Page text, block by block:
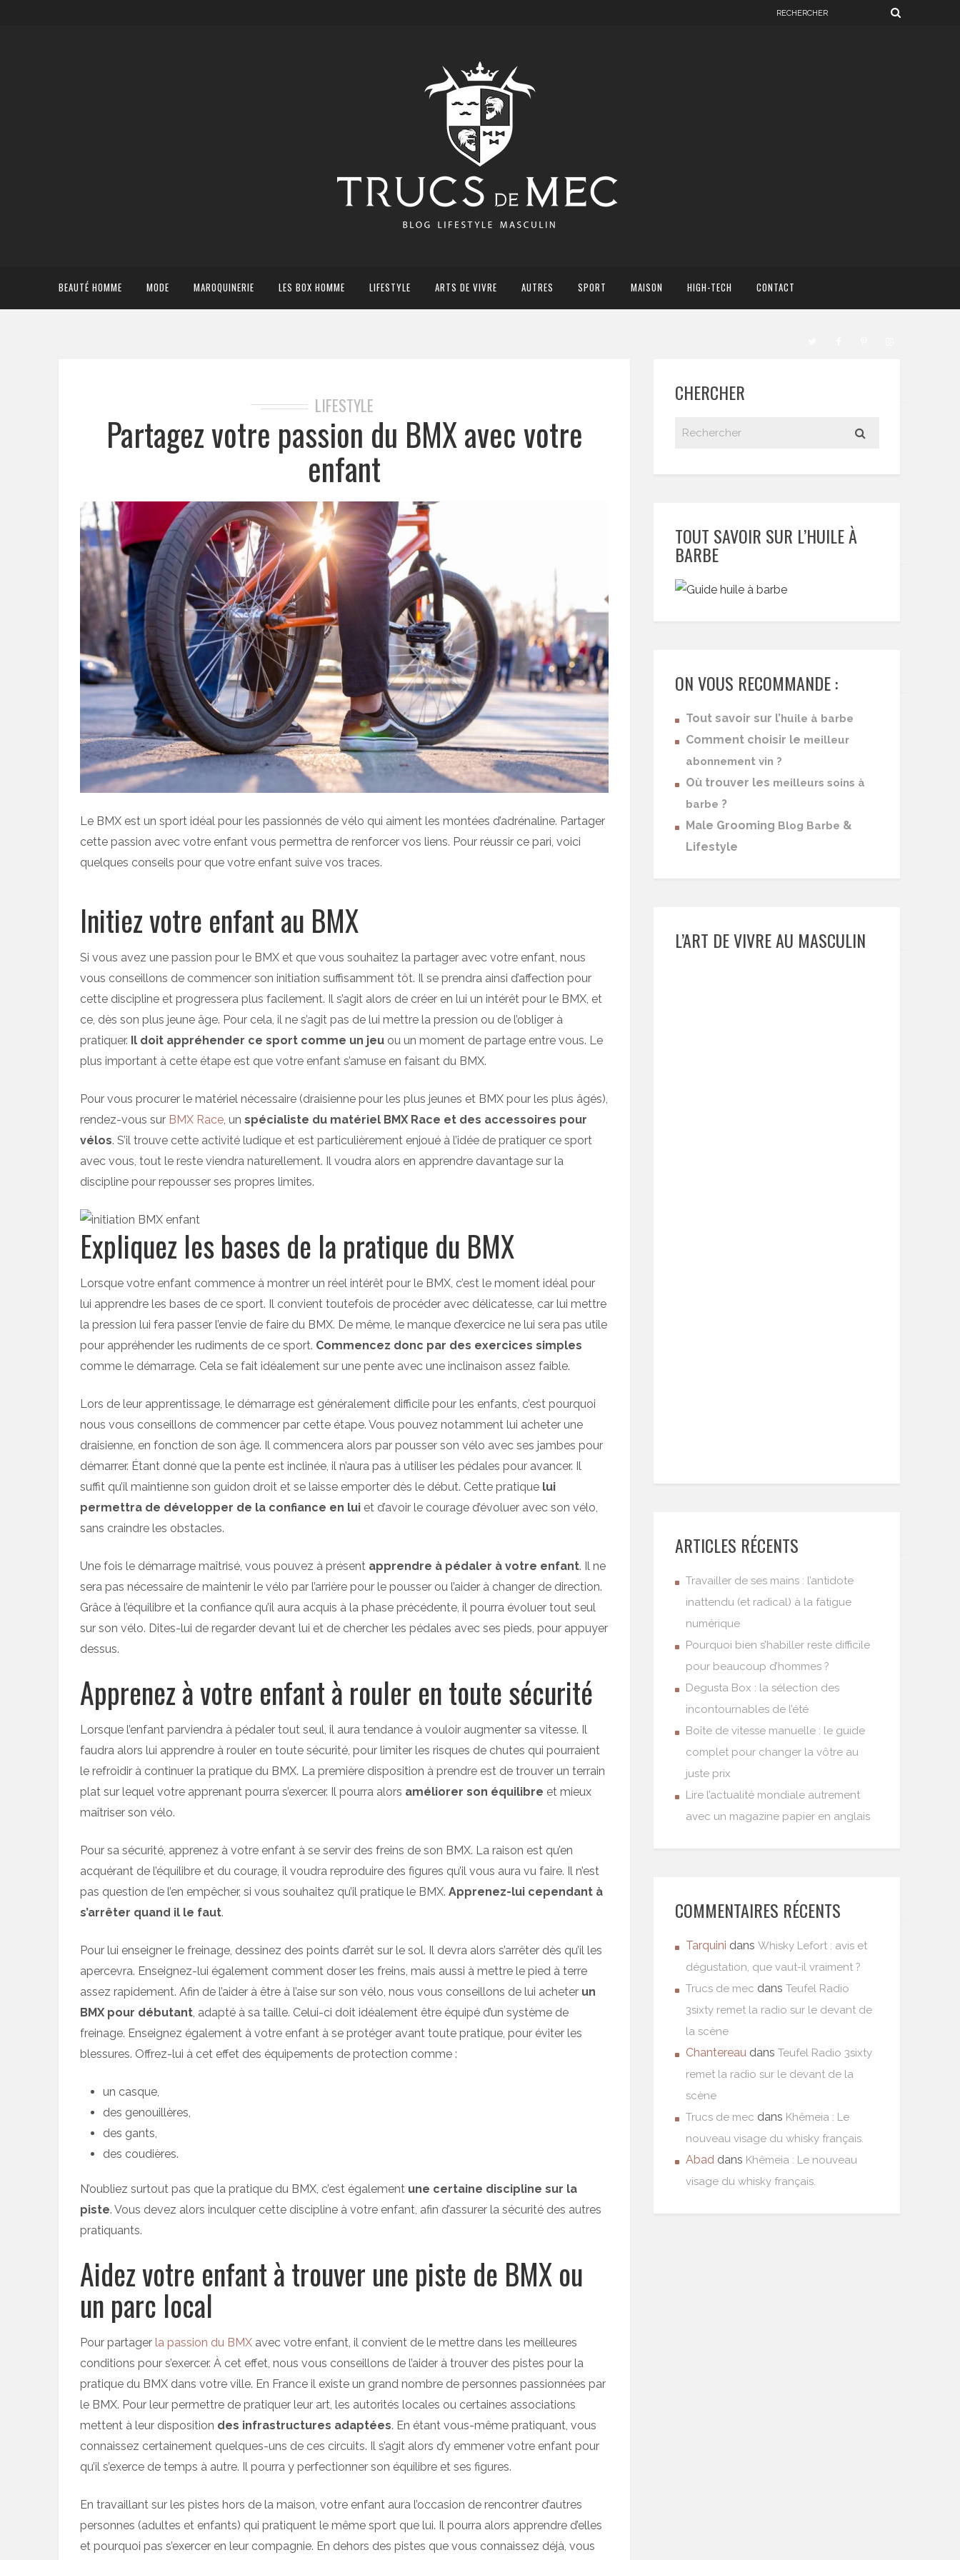
BEAUTÉ HOMME MODE MAROQUINERIE LES BOX HOMME LIFESTYLE ARTS DE VIVRE AUTRES SPORT MAISON HIGH-TECH CONTACT
LIFESTYLE
Partagez votre passion du BMX avec votre
enfant
Le BMX est un sport idéal pour les passionnés de vélo qui aiment les montées d’adrénaline. Partager
cette passion avec votre enfant vous permettra de renforcer vos liens. Pour réussir ce pari, voici
quelques conseils pour que votre enfant suive vos traces.
Initiez votre enfant au BMX
Si vous avez une passion pour le BMX et que vous souhaitez la partager avec votre enfant, nous
vous conseillons de commencer son initiation suffisamment tôt. Il se prendra ainsi d’affection pour
cette discipline et progressera plus facilement. Il s’agit alors de créer en lui un intérêt pour le BMX, et
ce, dès son plus jeune âge. Pour cela, il ne s’agit pas de lui mettre la pression ou de l’obliger à
pratiquer. Il doit appréhender ce sport comme un jeu ou un moment de partage entre vous. Le
plus important à cette étape est que votre enfant s’amuse en faisant du BMX.
Pour vous procurer le matériel nécessaire (draisienne pour les plus jeunes et BMX pour les plus âgés),
rendez-vous sur BMX Race , un spécialiste du matériel BMX Race et des accessoires pour
vélos. S’il trouve cette activité ludique et est particulièrement enjoué à l’idée de pratiquer ce sport
avec vous, tout le reste viendra naturellement. Il voudra alors en apprendre davantage sur la
discipline pour repousser ses propres limites.
Expliquez les bases de la pratique du BMX
Lorsque votre enfant commence à montrer un réel intérêt pour le BMX, c’est le moment idéal pour
lui apprendre les bases de ce sport. Il convient toutefois de procéder avec délicatesse, car lui mettre
la pression lui fera passer l’envie de faire du BMX. De même, le manque d’exercice ne lui sera pas utile
pour appréhender les rudiments de ce sport. Commencez donc par des exercices simples
comme le démarrage. Cela se fait idéalement sur une pente avec une inclinaison assez faible.
Lors de leur apprentissage, le démarrage est généralement difficile pour les enfants, c’est pourquoi
nous vous conseillons de commencer par cette étape. Vous pouvez notamment lui acheter une
draisienne, en fonction de son âge. Il commencera alors par pousser son vélo avec ses jambes pour
démarrer. Étant donné que la pente est inclinée, il n’aura pas à utiliser les pédales pour avancer. Il
suffit qu’il maintienne son guidon droit et se laisse emporter dès le début. Cette pratique lui
permettra de développer de la confiance en lui et d’avoir le courage d’évoluer avec son vélo,
sans craindre les obstacles.
Une fois le démarrage maîtrisé, vous pouvez à présent apprendre à pédaler à votre enfant. Il ne
sera pas nécessaire de maintenir le vélo par l’arrière pour le pousser ou l’aider à changer de direction.
Grâce à l’équilibre et la confiance qu’il aura acquis à la phase précédente, il pourra évoluer tout seul
sur son vélo. Dites-lui de regarder devant lui et de chercher les pédales avec ses pieds, pour appuyer
dessus.
Apprenez à votre enfant à rouler en toute sécurité
Lorsque l’enfant parviendra à pédaler tout seul, il aura tendance à vouloir augmenter sa vitesse. Il
faudra alors lui apprendre à rouler en toute sécurité, pour limiter les risques de chutes qui pourraient
le refroidir à continuer la pratique du BMX. La première disposition à prendre est de trouver un terrain
plat sur lequel votre apprenant pourra s’exercer. Il pourra alors améliorer son équilibre et mieux
maîtriser son vélo.
Pour sa sécurité, apprenez à votre enfant à se servir des freins de son BMX. La raison est qu’en
acquérant de l’équilibre et du courage, il voudra reproduire des figures qu’il vous aura vu faire. Il n’est
pas question de l’en empêcher, si vous souhaitez qu’il pratique le BMX. Apprenez-lui cependant à
s’arrêter quand il le faut.
Pour lui enseigner le freinage, dessinez des points d’arrêt sur le sol. Il devra alors s’arrêter dès qu’il les
apercevra. Enseignez-lui également comment doser les freins, mais aussi à mettre le pied à terre
assez rapidement. Afin de l’aider à être à l’aise sur son vélo, nous vous conseillons de lui acheter un
BMX pour débutant , adapté à sa taille. Celui-ci doit idéalement être équipé d’un système de
freinage. Enseignez également à votre enfant à se protéger avant toute pratique, pour éviter les
blessures. Offrez-lui à cet effet des équipements de protection comme :
un casque,
des genouillères,
des gants,
des coudières.
N’oubliez surtout pas que la pratique du BMX, c’est également une certaine discipline sur la
piste. Vous devez alors inculquer cette discipline à votre enfant, afin d’assurer la sécurité des autres
pratiquants.
Aidez votre enfant à trouver une piste de BMX ou
un parc local
Pour partager la passion du BMX avec votre enfant, il convient de le mettre dans les meilleures
conditions pour s’exercer. À cet effet, nous vous conseillons de l’aider à trouver des pistes pour la
pratique du BMX dans votre ville. En France il existe un grand nombre de personnes passionnées par
le BMX. Pour leur permettre de pratiquer leur art, les autorités locales ou certaines associations
mettent à leur disposition des infrastructures adaptées. En étant vous-même pratiquant, vous
connaissez certainement quelques-uns de ces circuits. Il s’agit alors d’y emmener votre enfant pour
qu’il s’exerce de temps à autre. Il pourra y perfectionner son équilibre et ses figures.
En travaillant sur les pistes hors de la maison, votre enfant aura l’occasion de rencontrer d’autres
personnes (adultes et enfants) qui pratiquent le même sport que lui. Il pourra alors apprendre d’elles
et pourquoi pas s’exercer en leur compagnie. En dehors des pistes que vous connaissez déjà, vous
CHERCHER
TOUT SAVOIR SUR L’HUILE À
BARBE
ON VOUS RECOMMANDE :
Tout savoir sur l’huile à barbe
Comment choisir le meilleur
abonnement vin ?
Où trouver les meilleurs soins à
barbe ?
Male Grooming Blog Barbe &
Lifestyle
L’ART DE VIVRE AU MASCULIN
ARTICLES RÉCENTS
Travailler de ses mains : l’antidote
inattendu (et radical) à la fatigue
numérique
Pourquoi bien s’habiller reste difficile
pour beaucoup d’hommes ?
Degusta Box : la sélection des
incontournables de l’été
Boîte de vitesse manuelle : le guide
complet pour changer la vôtre au
juste prix
Lire l’actualité mondiale autrement
avec un magazine papier en anglais
COMMENTAIRES RÉCENTS
Tarquini dans Whisky Lefort : avis et
dégustation, que vaut-il vraiment ?
Trucs de mec dans Teufel Radio
3sixty remet la radio sur le devant de
la scène
Chantereau dans Teufel Radio 3sixty
remet la radio sur le devant de la
scène
Trucs de mec dans Khêmeia : Le
nouveau visage du whisky français.
Abad dans Khêmeia : Le nouveau
visage du whisky français.